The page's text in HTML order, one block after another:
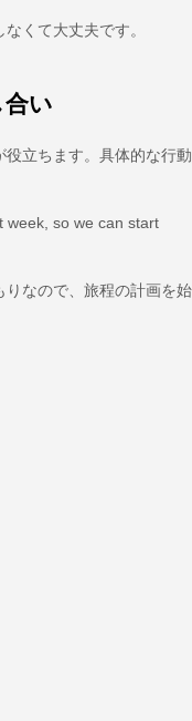
くて大丈夫です。
い
立ちます。具体的な行動
week, so we can start
なので、旅程の計画を始